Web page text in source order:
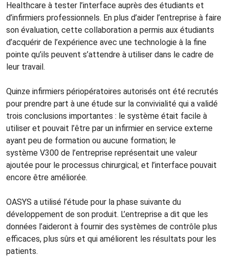
Healthcare à tester l’interface auprès des étudiants et
d’infirmiers professionnels. En plus d’aider l’entreprise à faire
son évaluation, cette collaboration a permis aux étudiants
d’acquérir de l’expérience avec une technologie à la fine
pointe qu’ils peuvent s’attendre à utiliser dans le cadre de
leur travail.
Quinze infirmiers périopératoires autorisés ont été recrutés
pour prendre part à une étude sur la convivialité qui a validé
trois conclusions importantes : le système était facile à
utiliser et pouvait l’être par un infirmier en service externe
ayant peu de formation ou aucune formation; le
système V300 de l’entreprise représentait une valeur
ajoutée pour le processus chirurgical; et l’interface pouvait
encore être améliorée.
OASYS a utilisé l’étude pour la phase suivante du
développement de son produit. L’entreprise a dit que les
données l’aideront à fournir des systèmes de contrôle plus
efficaces, plus sûrs et qui améliorent les résultats pour les
patients.